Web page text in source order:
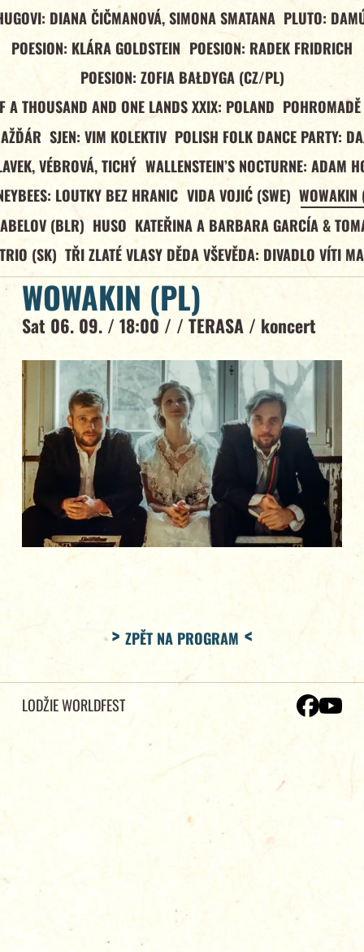
DIANA ČIČMANOVÁ, SIMONA SMATANA PLUTO:
POESION: KLÁRA GOLDSTEIN POESION: RADEK FRIDRICH
POESION: ZOFIA BAŁDYGA (CZ/PL)
A THOUSAND AND ONE LANDS XXIX: POLAND
SJEN: VIM KOLEKTIV POLISH FOLK DANCE PARTY:
VÉBROVÁ, TICHÝ WALLENSTEIN’S NOCTURNE: ADAM
LOUTKY BEZ HRANIC VIDA VOJIĆ (SWE) WOWAKIN
(BLR) HUSO KATEŘINA A BARBARA GARCÍA &
(SK) TŘI ZLATÉ VLASY DĚDA VŠEVĚDA: DIVADLO VÍTI
WOWAKIN (PL)
Sat 06. 09. / 18:00 / / TERASA / koncert
ZPĚT NA PROGRAM
LODŽIE WORLDFEST